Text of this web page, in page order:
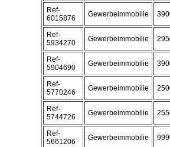
Ref-
6015876
Gewerbeimmobilie
Ref-
5934270
Gewerbeimmobilie
Ref-
5904690
Gewerbeimmobilie
Ref-
5770246
Gewerbeimmobilie
Ref-
5744726
Gewerbeimmobilie
Ref-
5661206
Gewerbeimmobilie